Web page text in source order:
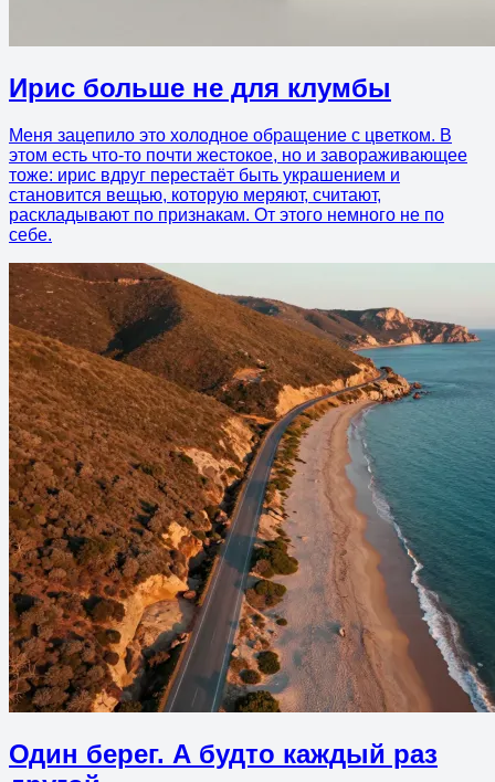
Ирис больше не для клумбы
Меня зацепило это холодное обращение с цветком. В
этом есть что-то почти жестокое, но и завораживающее
тоже: ирис вдруг перестаёт быть украшением и
становится вещью, которую меряют, считают,
раскладывают по признакам. От этого немного не по
себе.
Один берег. А будто каждый раз